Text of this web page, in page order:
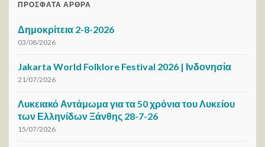
ΠΡΌΣΦΑΤΑ ΆΡΘΡΑ
Δημοκρίτεια 2-8-2026
03/08/2026
Jakarta World Folklore Festival 2026 | Ινδονησία
21/07/2026
Λυκειακό Αντάμωμα για τα 50 χρόνια του Λυκείου
των Ελληνίδων Ξάνθης 28-7-26
15/07/2026